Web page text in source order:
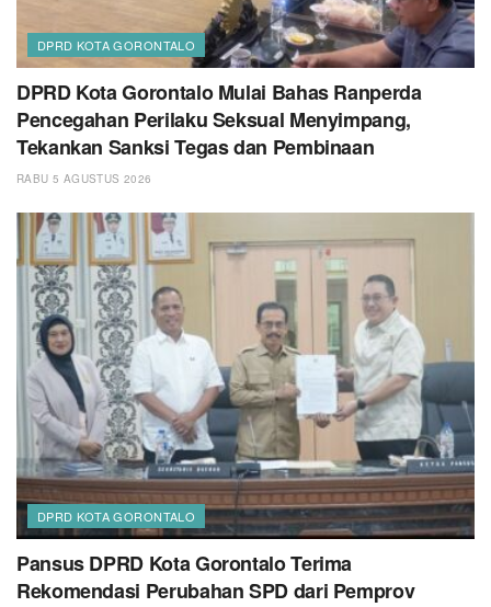
DPRD KOTA GORONTALO
DPRD Kota Gorontalo Mulai Bahas Ranperda
Pencegahan Perilaku Seksual Menyimpang,
Tekankan Sanksi Tegas dan Pembinaan
RABU 5 AGUSTUS 2026
DPRD KOTA GORONTALO
Pansus DPRD Kota Gorontalo Terima
Rekomendasi Perubahan SPD dari Pemprov